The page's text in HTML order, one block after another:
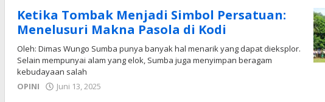
Ketika Tombak Menjadi Simbol Persatuan:
Menelusuri Makna Pasola di Kodi
Oleh: Dimas Wungo Sumba punya banyak hal menarik yang dapat dieksplor.
Selain mempunyai alam yang elok, Sumba juga menyimpan beragam
kebudayaan salah
OPINI
Juni 13, 2025